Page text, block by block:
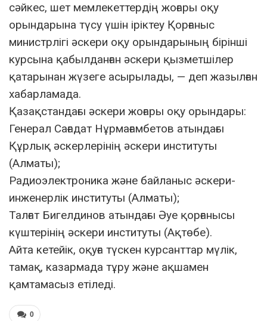
сәйкес, шет мемлекеттердің жоғары оқу
орындарына түсу үшін іріктеу Қорғаныс
министрлігі әскери оқу орындарының бірінші
курсына қабылданған әскери қызметшілер
қатарынан жүзеге асырылады, — деп жазылған
хабарламада.
Қазақстандағы әскери жоғары оқу орындары:
Генерал Сағадат Нұрмағамбетов атындағы
Құрлық әскерлерінің әскери институты
(Алматы);
Радиоэлектроника және байланыс әскери-
инженерлік институты (Алматы);
Талғат Бигелдинов атындағы Әуе қорғанысы
күштерінің әскери институты (Ақтөбе).
Айта кетейік, оқуға түскен курсанттар мүлік,
тамақ, казармада тұру және ақшамен
қамтамасыз етіледі.
0